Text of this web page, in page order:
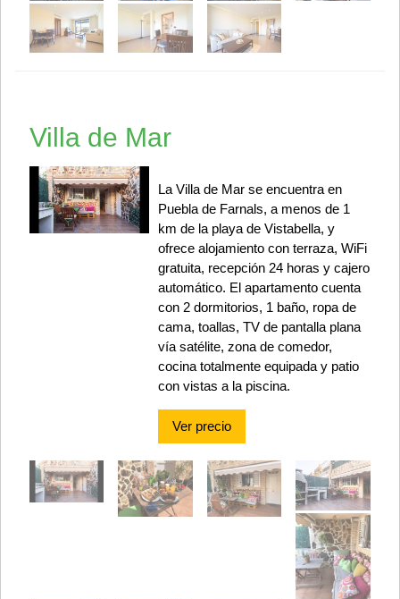
Villa de Mar
La Villa de Mar se encuentra en
Puebla de Farnals, a menos de 1
km de la playa de Vistabella, y
ofrece alojamiento con terraza, WiFi
gratuita, recepción 24 horas y cajero
automático. El apartamento cuenta
con 2 dormitorios, 1 baño, ropa de
cama, toallas, TV de pantalla plana
vía satélite, zona de comedor,
cocina totalmente equipada y patio
con vistas a la piscina.
Ver precio